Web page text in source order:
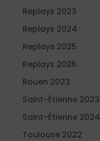
Replays 2023
Replays 2024
Replays 2025
Replays 2026
Rouen 2023
Saint-Étienne 2023
Saint-Étienne 2024
Toulouse 2022